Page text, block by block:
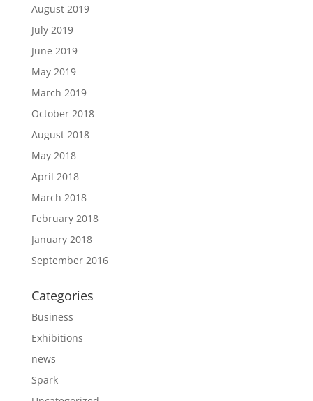
August 2019
July 2019
June 2019
May 2019
March 2019
October 2018
August 2018
May 2018
April 2018
March 2018
February 2018
January 2018
September 2016
Categories
Business
Exhibitions
news
Spark